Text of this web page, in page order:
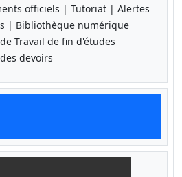
officiels | Tutoriat | Alertes
| Bibliothèque numérique
Travail de fin d'études
devoirs